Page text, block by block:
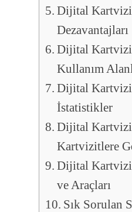
Dijital
Dezavantajları
Dijital
Kullanım
Dijital
İstatistikler
Dijital
Kartvizitlere
Dijital
ve Araçları
Sık Sorulan